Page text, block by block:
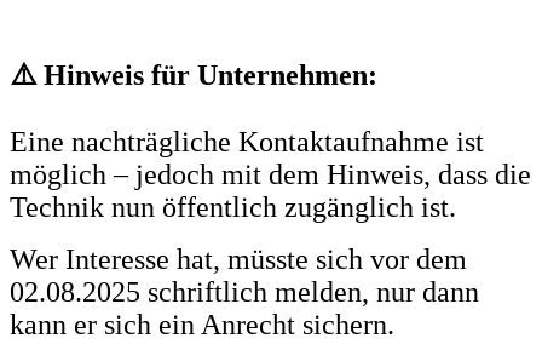
⚠️ Hinweis für Unternehmen:
Eine nachträgliche Kontaktaufnahme ist
möglich – jedoch mit dem Hinweis, dass die
Technik nun öffentlich zugänglich ist.
Wer Interesse hat, müsste sich vor dem
02.08.2025 schriftlich melden, nur dann
kann er sich ein Anrecht sichern.